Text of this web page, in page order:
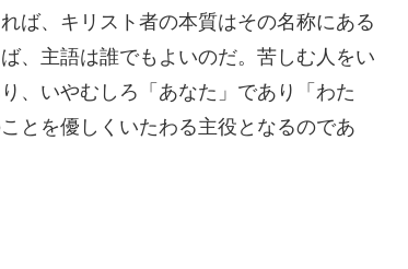
ば、キリスト者の本質はその名称にある
、主語は誰でもよいのだ。苦しむ人をい
、いやむしろ「あなた」であり「わた
とを優しくいたわる主役となるのであ